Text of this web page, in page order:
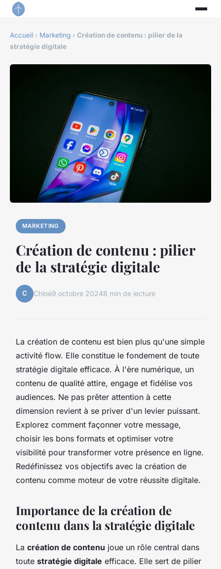
Accueil › Marketing › Création de contenu : pilier de la
stratégie digitale
MARKETING
Création de contenu : pilier
de la stratégie digitale
C Chloé9 octobre 20248 min de lecture
La création de contenu est bien plus qu'une simple
activité flow. Elle constitue le fondement de toute
stratégie digitale efficace. À l'ère numérique, un
contenu de qualité attire, engage et fidélise vos
audiences. Ne pas prêter attention à cette
dimension revient à se priver d'un levier puissant.
Explorez comment façonner votre message,
choisir les bons formats et optimiser votre
visibilité pour transformer votre présence en ligne.
Redéfinissez vos objectifs avec la création de
contenu comme moteur de votre réussite digitale.
Importance de la création de
contenu dans la stratégie digitale
La création de contenu joue un rôle central dans
toute stratégie digitale efficace. Elle sert de pilier